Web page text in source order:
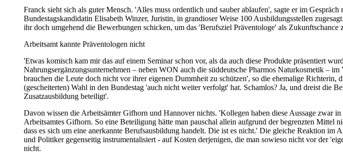
Franck sieht sich als guter Mensch. 'Alles muss ordentlich und sauber ablaufen', sagte er im
Bundestagskandidatin Elisabeth Winzer, Juristin, in grandioser Weise 100 Ausbildungsstellen
ihr doch umgehend die Bewerbungen schicken, um das 'Berufsziel Präventologe' als Zukunftschance
Arbeitsamt kannte Präventologen nicht
'Etwas komisch kam mir das auf einem Seminar schon vor, als da auch diese Produkte präsentiert
Nahrungsergänzungsunternehmen – neben WON auch die süddeutsche Pharmos Naturkosmetik –
brauchen die Leute doch nicht vor ihrer eigenen Dummheit zu schützen', so die ehemalige
(gescheiterten) Wahl in den Bundestag 'auch nicht weiter verfolgt' hat. Schamlos? Ja, und dreist die
Zusatzausbildung beteiligt'.
Davon wissen die Arbeitsämter Gifhorn und Hannover nichts. 'Kollegen haben diese Aussage zwar
Arbeitsamtes Gifhorn. So eine Beteiligung hätte man pauschal allein aufgrund der begrenzten Mittel
dass es sich um eine anerkannte Berufsausbildung handelt. Die ist es nicht.' Die gleiche Reaktion
und Politiker gegenseitig instrumentalisiert - auf Kosten derjenigen, die man sowieso nicht vor der
nicht.